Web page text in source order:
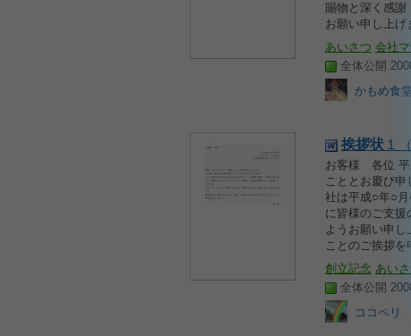
賜物と深く感
お願い申し上
あいさつ 会社マ
全体公開
かもめ食堂
挨拶状 １（
お客様 各位
こととお慶び
社は平成○年○
に皆様のご支
ようお願い申
ことのご挨拶
創立記念 あいさ
全体公開
ココペリ